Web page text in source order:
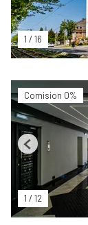
1 / 16
Comision 0%
1 / 12
Previous